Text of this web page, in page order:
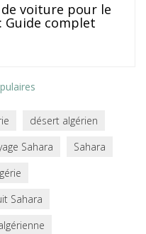
voiture pour le
Guide complet
désert algérien
Sahara
Sahara
Sahara